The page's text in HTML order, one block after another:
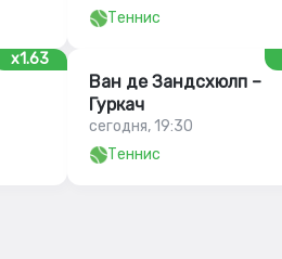
Теннис
x1.63
Ван де Зандсхюлп –
Гуркач
сегодня, 19:30
Теннис